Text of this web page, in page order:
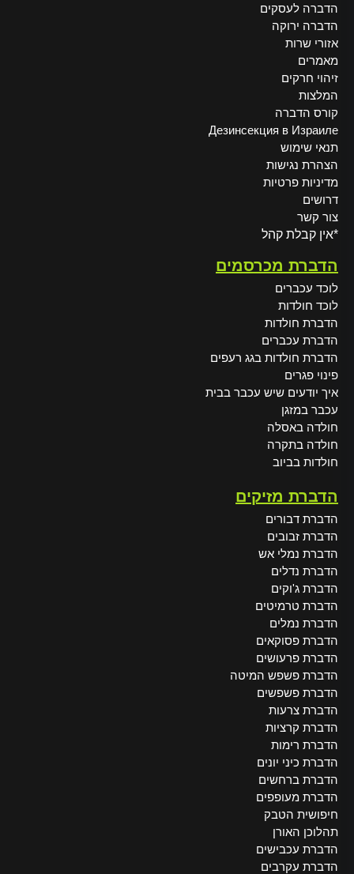
הדברה לעסקים
הדברה ירוקה
אזורי שרות
מאמרים
זיהוי חרקים
המלצות
קורס הדברה
Дезинсекция в Израиле
תנאי שימוש
הצהרת נגישות
מדיניות פרטיות
דרושים
צור קשר
*אין קבלת קהל
הדברת מכרסמים
לוכד עכברים
לוכד חולדות
הדברת חולדות
הדברת עכברים
הדברת חולדות בגג רעפים
פינוי פגרים
איך יודעים שיש עכבר בבית
עכבר במזגן
חולדה באסלה
חולדה בתקרה
חולדות בביוב
הדברת מזיקים
הדברת דבורים
הדברת זבובים
הדברת נמלי אש
הדברת נדלים
הדברת ג'וקים
הדברת טרמיטים
הדברת נמלים
הדברת פסוקאים
הדברת פרעושים
הדברת פשפש המיטה
הדברת פשפשים
הדברת צרעות
הדברת קרציות
הדברת רימות
הדברת כיני יונים
הדברת ברחשים
הדברת מעופפים
חיפושית הטבק
תהלוכן האורן
הדברת עכבישים
הדברת עקרבים